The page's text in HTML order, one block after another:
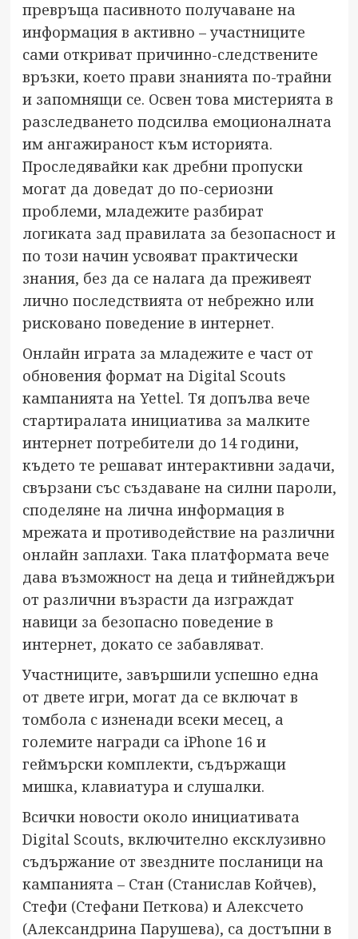
превръща пасивното получаване на
информация в активно – участниците
сами откриват причинно-следствените
връзки, което прави знанията по-трайни
и запомнящи се. Освен това мистерията в
разследването подсилва емоционалната
им ангажираност към историята.
Проследявайки как дребни пропуски
могат да доведат до по-сериозни
проблеми, младежите разбират
логиката зад правилата за безопасност и
по този начин усвояват практически
знания, без да се налага да преживеят
лично последствията от небрежно или
рисковано поведение в интернет.
Онлайн играта за младежите е част от
обновения формат на Digital Scouts
кампанията на Yettel. Тя допълва вече
стартиралата инициатива за малките
интернет потребители до 14 години,
където те решават интерактивни задачи,
свързани със създаване на силни пароли,
споделяне на лична информация в
мрежата и противодействие на различни
онлайн заплахи. Така платформата вече
дава възможност на деца и тийнейджъри
от различни възрасти да изграждат
навици за безопасно поведение в
интернет, докато се забавляват.
Участниците, завършили успешно една
от двете игри, могат да се включат в
томбола с изненади всеки месец, а
големите награди са iPhone 16 и
геймърски комплекти, съдържащи
мишка, клавиатура и слушалки.
Всички новости около инициативата
Digital Scouts, включително ексклузивно
съдържание от звездните посланици на
кампанията – Стан (Станислав Койчев),
Стефи (Стефани Петкова) и Алексчето
(Александрина Парушева), са достъпни в